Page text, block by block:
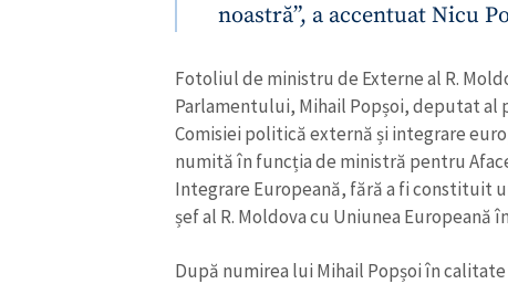
noastră”, a accentuat Nicu
Fotoliul de ministru de Externe al R.
Parlamentului, Mihail Popșoi, deputat
Comisiei politică externă și integrare
numită în funcția de ministră pentru
Integrare Europeană, fără a fi constituit
șef al R. Moldova cu Uniunea Europeană
După numirea lui Mihail Popșoi în